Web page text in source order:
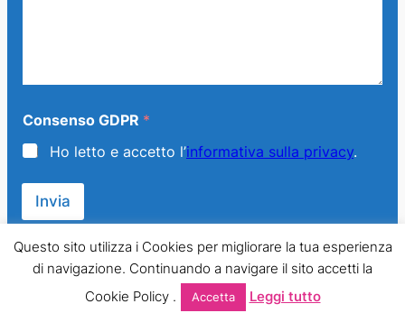
n
o
m
i
Consenso GDPR *
Ho letto e accetto l’informativa sulla privacy.
Invia
© 2013 – 2024 Generazione Famiglia – LMPT Italia. All Rights
Reserved.
Questo sito utilizza i Cookies per migliorare la tua esperienza
di navigazione. Continuando a navigare il sito accetti la
Cookie Policy .
Accetta Leggi tutto